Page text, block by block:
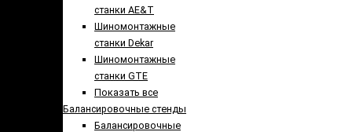
станки AE&T
Шиномонтажные
станки Dekar
Шиномонтажные
станки GTE
Показать все
Балансировочные стенды
Балансировочные